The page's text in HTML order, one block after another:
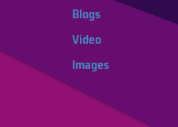
Blogs
Video
Images